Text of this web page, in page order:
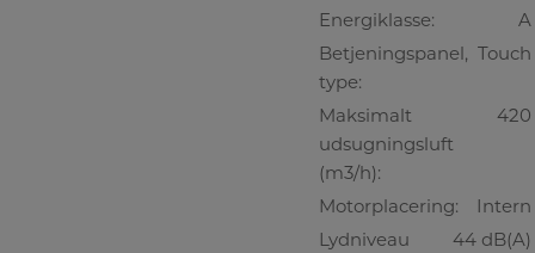
Energiklasse:
A
Betjeningspanel,
type:
Touch
Maksimalt
udsugningsluft
(m3/h):
420
Motorplacering:
Intern
Lydniveau
44 dB(A)